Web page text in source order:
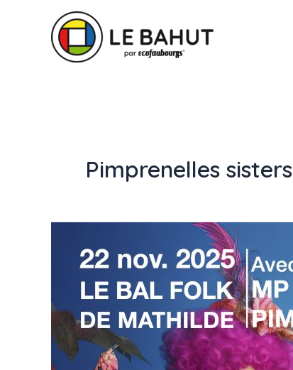
Pimprenelles sisters